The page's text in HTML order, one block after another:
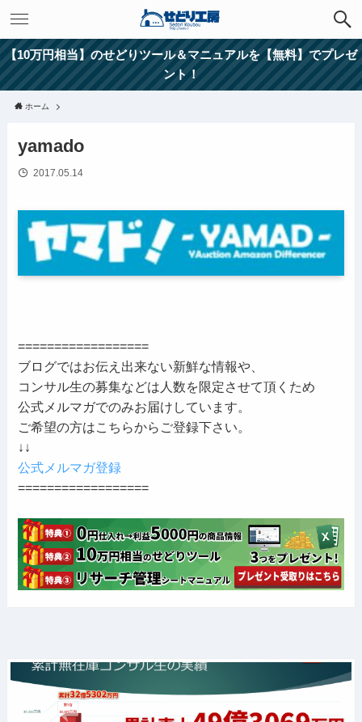
【10万円相当】のせどりツール＆マニュアルを【無料】でプレゼ
ント！
ホーム
yamado
2017.05.14
==================
ブログではお伝え出来ない新鮮な情報や、
コンサル生の募集などは人数を限定させて頂くため
公式メルマガでのみお届けしています。
ご希望の方はこちらからご登録下さい。
↓↓
公式メルマガ登録
==================